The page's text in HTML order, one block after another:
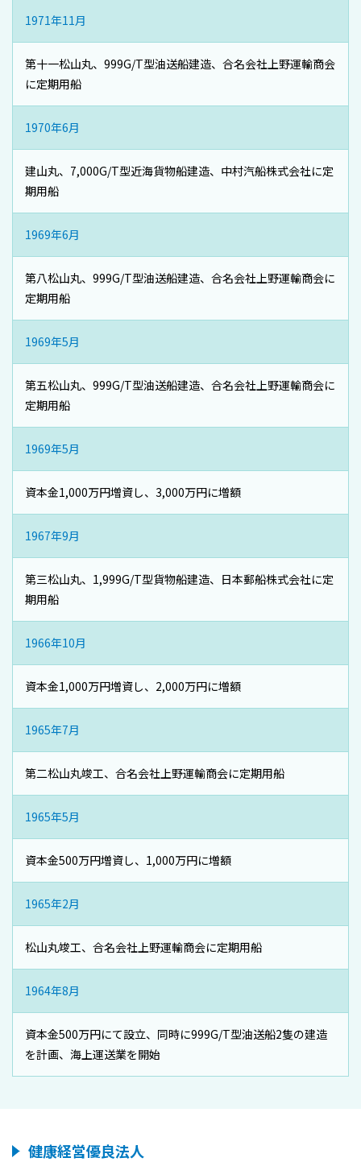
1971年11月
第十一松山丸、999G/T型油送船建造、合名会社上野運輸商会
に定期用船
1970年6月
建山丸、7,000G/T型近海貨物船建造、中村汽船株式会社に定
期用船
1969年6月
第八松山丸、999G/T型油送船建造、合名会社上野運輸商会に
定期用船
1969年5月
第五松山丸、999G/T型油送船建造、合名会社上野運輸商会に
定期用船
1969年5月
資本金1,000万円増資し、3,000万円に増額
1967年9月
第三松山丸、1,999G/T型貨物船建造、日本郵船株式会社に定
期用船
1966年10月
資本金1,000万円増資し、2,000万円に増額
1965年7月
第二松山丸竣工、合名会社上野運輸商会に定期用船
1965年5月
資本金500万円増資し、1,000万円に増額
1965年2月
松山丸竣工、合名会社上野運輸商会に定期用船
1964年8月
資本金500万円にて設立、同時に999G/T型油送船2隻の建造
を計画、海上運送業を開始
健康経営優良法人